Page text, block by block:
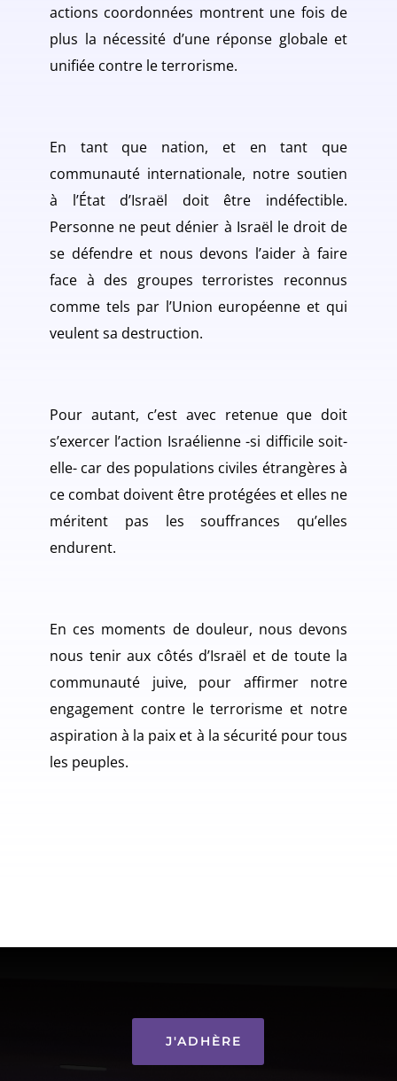
actions coordonnées montrent une fois de
plus la nécessité d’une réponse globale et
unifiée contre le terrorisme.
En tant que nation, et en tant que
communauté internationale, notre soutien
à l’État d’Israël doit être indéfectible.
Personne ne peut dénier à Israël le droit de
se défendre et nous devons l’aider à faire
face à des groupes terroristes reconnus
comme tels par l’Union européenne et qui
veulent sa destruction.
Pour autant, c’est avec retenue que doit
s’exercer l’action Israélienne -si difficile soit-
elle- car des populations civiles étrangères à
ce combat doivent être protégées et elles ne
méritent pas les souffrances qu’elles
endurent.
En ces moments de douleur, nous devons
nous tenir aux côtés d’Israël et de toute la
communauté juive, pour affirmer notre
engagement contre le terrorisme et notre
aspiration à la paix et à la sécurité pour tous
les peuples.
J'ADHÈRE